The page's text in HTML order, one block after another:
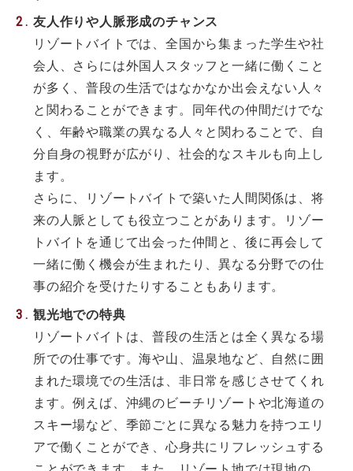
友人作りや人脈形成のチャンス
リゾートバイトでは、全国から集まった学生や社
会人、さらには外国人スタッフと一緒に働くこと
が多く、普段の生活ではなかなか出会えない人々
と関わることができます。同年代の仲間だけでな
く、年齢や職業の異なる人々と関わることで、自
分自身の視野が広がり、社会的なスキルも向上し
ます。
さらに、リゾートバイトで築いた人間関係は、将
来の人脈としても役立つことがあります。リゾー
トバイトを通じて出会った仲間と、後に再会して
一緒に働く機会が生まれたり、異なる分野での仕
事の紹介を受けたりすることもあります。
観光地での特典
リゾートバイトは、普段の生活とは全く異なる場
所での仕事です。海や山、温泉地など、自然に囲
まれた環境での生活は、非日常を感じさせてくれ
ます。例えば、沖縄のビーチリゾートや北海道の
スキー場など、季節ごとに異なる魅力を持つエリ
アで働くことができ、心身共にリフレッシュする